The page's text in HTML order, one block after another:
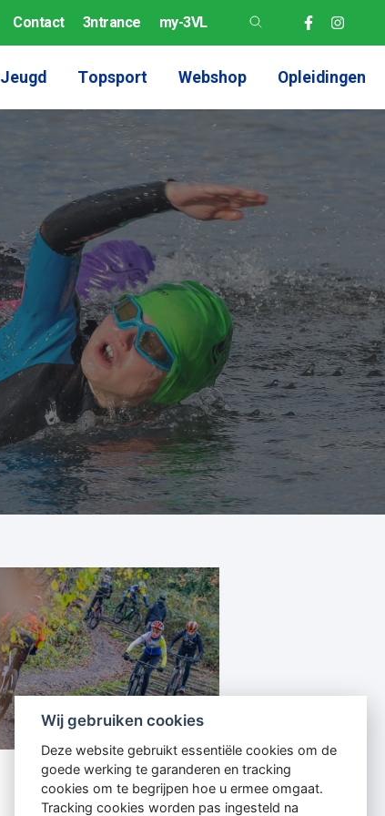
Contact 3ntrance my-3VL
Jeugd Topsport Webshop Opleidingen
Training Days
Deze evenementen zijn
Wij gebruiken cookies
Deze website gebruikt essentiële cookies om de
goede werking te garanderen en tracking
cookies om te begrijpen hoe u ermee omgaat.
Tracking cookies worden pas ingesteld na